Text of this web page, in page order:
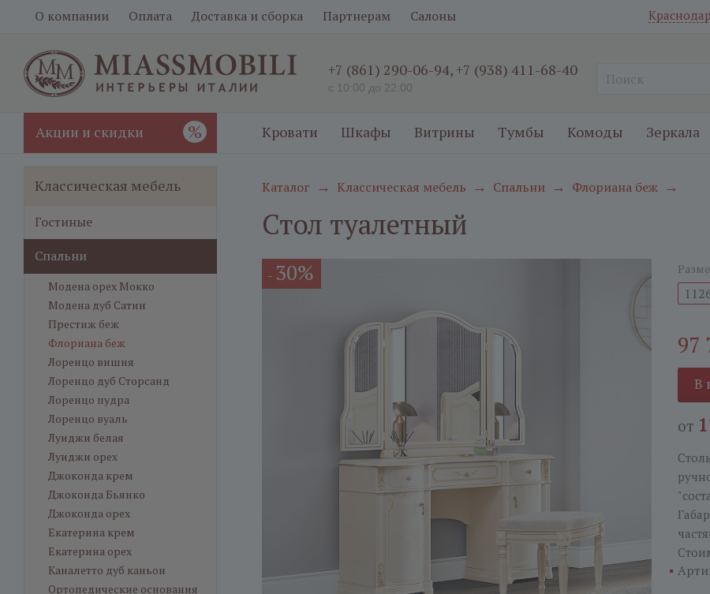
О компании Оплата Доставка и сборка Партнерам Салоны Краснодар
+7 (861) 290-06-94,+7 (938) 411-68-40
с 10:00 до 22:00
Акции и скидки % Кровати Шкафы Витрины Тумбы Комоды Зеркала
Каталог → Классическая мебель → Спальни → Флориана беж →
Стол туалетный
- 30%
97
В
от
Классическая мебель
Гостиные
Спальни
Модена орех Мокко
Модена дуб Сатин
Престиж беж
Флориана беж
Лоренцо вишня
Лоренцо дуб Сторсанд
Лоренцо пудра
Лоренцо вуаль
Луиджи белая
Луиджи орех
Джоконда крем
Джоконда Бьянко
Джоконда орех
Екатерина крем
Екатерина орех
Каналетто дуб каньон
Ортопедические основания